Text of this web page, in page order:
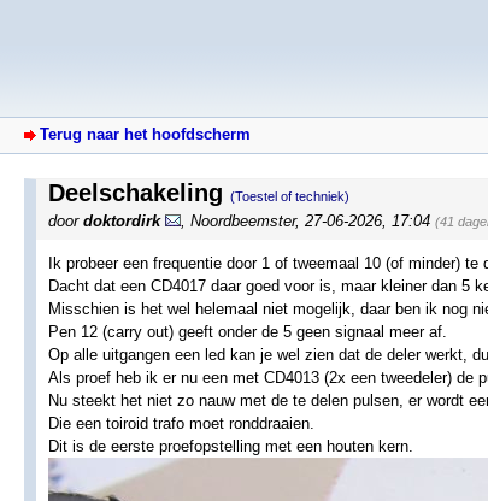
Terug naar het hoofdscherm
Deelschakeling (Toestel of techniek)
door doktordirk Noordbeemster, 27-06-2026, 17:04 (41
Ik probeer een frequentie door 1 of tweemaal 10 (of minder)
Dacht dat een CD4017 daar goed voor is, maar kleiner dan 5
Misschien is het wel helemaal niet mogelijk, daar ben ik nog
Pen 12 (carry out) geeft onder de 5 geen signaal meer af.
Op alle uitgangen een led kan je wel zien dat de deler werkt,
Als proef heb ik er nu een met CD4013 (2x een tweedeler) de
Nu steekt het niet zo nauw met de te delen pulsen, er wordt
Die een toiroid trafo moet ronddraaien.
Dit is de eerste proefopstelling met een houten kern.